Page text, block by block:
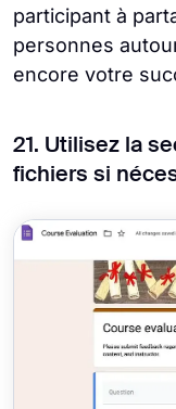
participant à
personnes
encore votre
21. Utilisez la
fichiers si